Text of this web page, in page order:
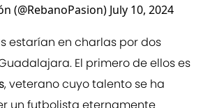
(@RebanoPasion) July 10, 2024
estarían en charlas por dos
El primero de ellos es
, veterano cuyo talento se ha